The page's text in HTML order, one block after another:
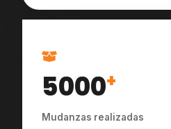
5000+
Mudanzas realizadas